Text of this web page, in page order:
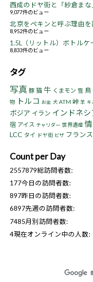
西成のドヤ街と「紗倉ま
9,077件のビュー
北京をペキンと呼ぶ理由を
8,952件のビュー
1.5L（リットル）ボトルケ
8,833件のビュー
タグ
写真 豚 猫牛 くまモン 雪 鳥
物
トルコ お金 犬 ATM 峠 羊 キ
ボジア イラン インドネシ
宿 アイス チャリダー 世界遺産
LCC タイ ドヤ街 ビザ フラン
Count per Day
2557879総訪問者数:
177今日の訪問者数:
897昨日の訪問者数:
6897先週の訪問者数:
7485月別訪問者数:
4現在オンライン中の人数: